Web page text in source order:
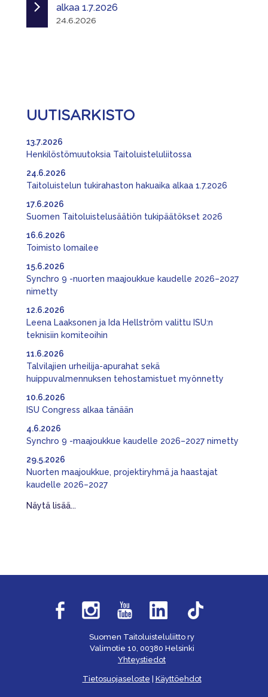
alkaa 1.7.2026
24.6.2026
UUTISARKISTO
Henkilöstömuutoksia Taitoluisteluliitossa
13.7.2026
Taitoluistelun tukirahaston hakuaika alkaa 1.7.2026
24.6.2026
Suomen Taitoluistelusäätiön tukipäätökset 2026
17.6.2026
Toimisto lomailee
16.6.2026
Synchro 9 -nuorten maajoukkue kaudelle 2026–2027
nimetty
15.6.2026
Leena Laaksonen ja Ida Hellström valittu ISU:n
teknisiin komiteoihin
12.6.2026
Talvilajien urheilija-apurahat sekä
huippuvalmennuksen tehostamistuet myönnetty
11.6.2026
ISU Congress alkaa tänään
10.6.2026
Synchro 9 -maajoukkue kaudelle 2026–2027 nimetty
4.6.2026
Nuorten maajoukkue, projektiryhmä ja haastajat
kaudelle 2026–2027
29.5.2026
Näytä lisää...
Suomen Taitoluisteluliitto ry
Valimotie 10, 00380 Helsinki
Yhteystiedot
Tietosuojaseloste Käyttöehdot